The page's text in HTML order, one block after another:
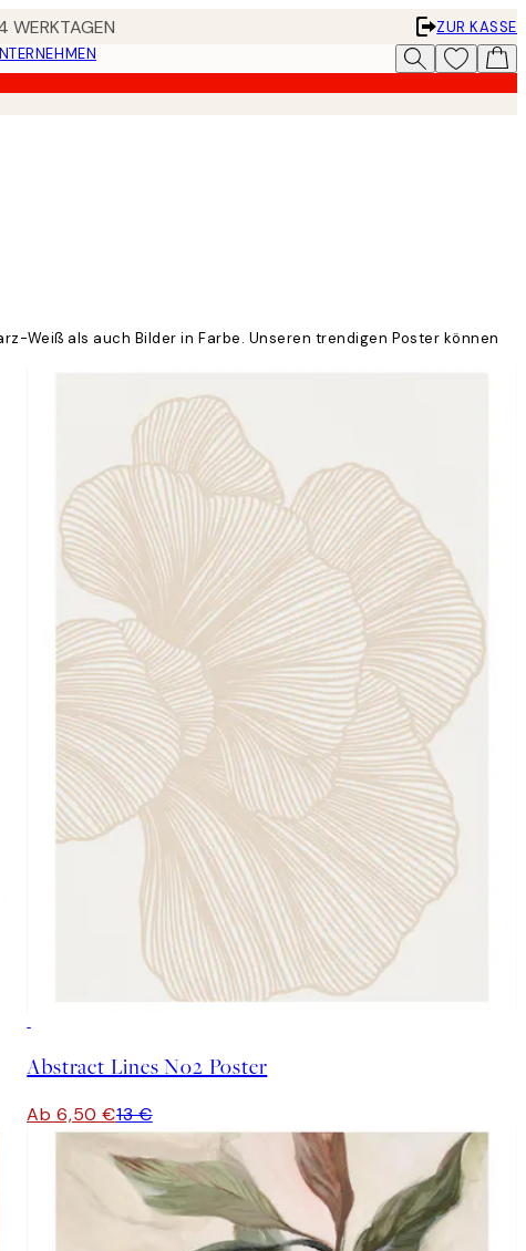
WERKTAGEN
ZUR KASSE
Weiß als auch Bilder in Farbe. Unseren trendigen Poster können
Abstract Lines No2 Poster
Ab 6,50 €13 €